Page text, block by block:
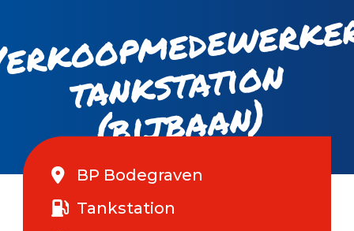
n
n)
BP Bodegraven
Tankstation